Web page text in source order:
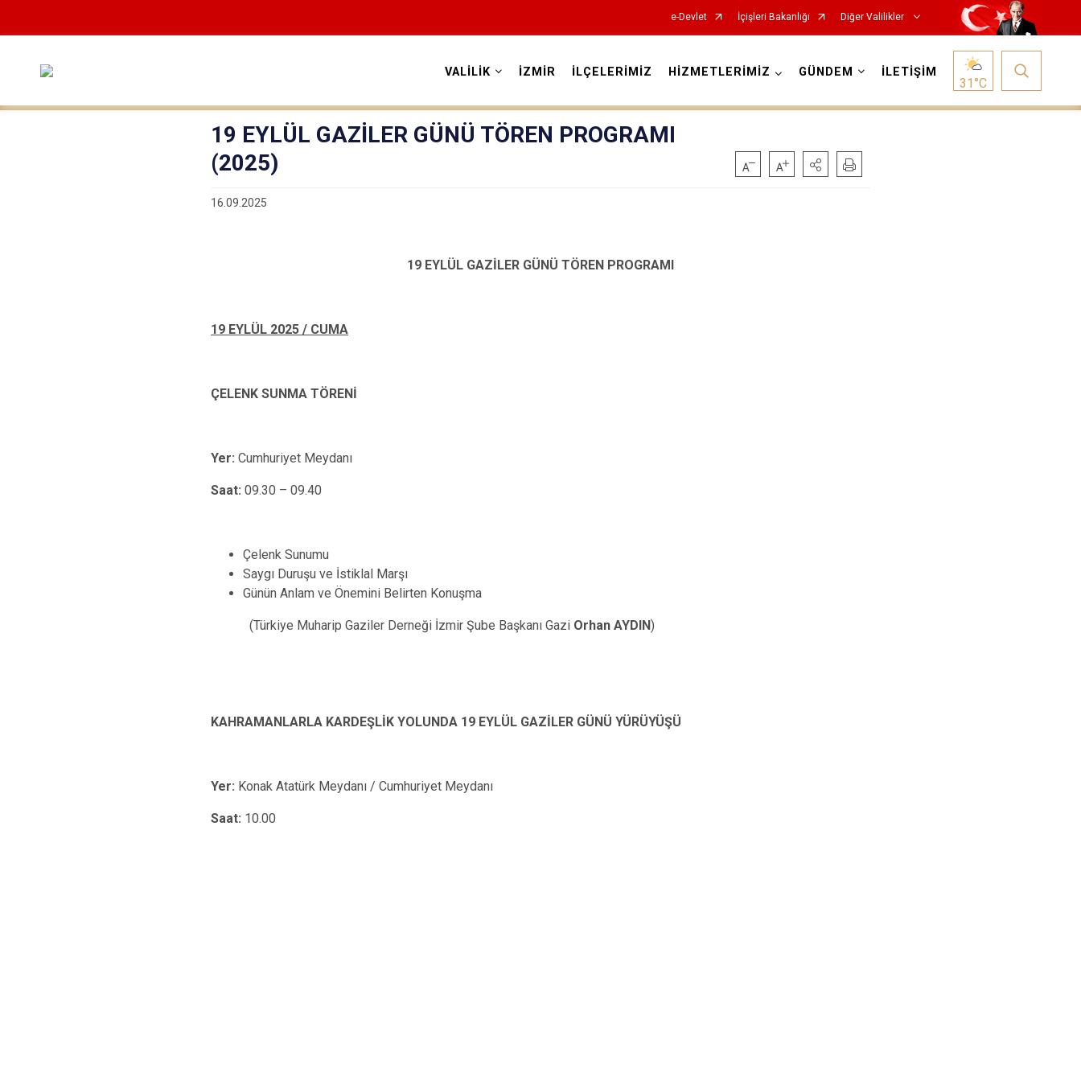
e-Devlet İçişleri Bakanlığı Diğer Valilikler
VALİLİK İZMİR İLÇELERİMİZ HİZMETLERİMİZ GÜNDEM İLETİŞİM
31°C
19 EYLÜL GAZİLER GÜNÜ TÖREN PROGRAMI
(2025)
16.09.2025
19 EYLÜL GAZİLER GÜNÜ TÖREN PROGRAMI
19 EYLÜL 2025 / CUMA
ÇELENK SUNMA TÖRENİ
Yer: Cumhuriyet Meydanı
Saat: 09.30 – 09.40
Çelenk Sunumu
Saygı Duruşu ve İstiklal Marşı
Günün Anlam ve Önemini Belirten Konuşma
(Türkiye Muharip Gaziler Derneği İzmir Şube Başkanı Gazi Orhan AYDIN)
KAHRAMANLARLA KARDEŞLİK YOLUNDA 19 EYLÜL GAZİLER GÜNÜ YÜRÜYÜŞÜ
Yer: Konak Atatürk Meydanı / Cumhuriyet Meydanı
Saat: 10.00